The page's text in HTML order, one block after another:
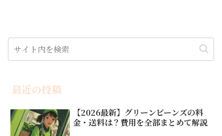
最近の投稿
【2026最新】グリーンビーンズの料
金・送料は？費用を全部まとめて解説